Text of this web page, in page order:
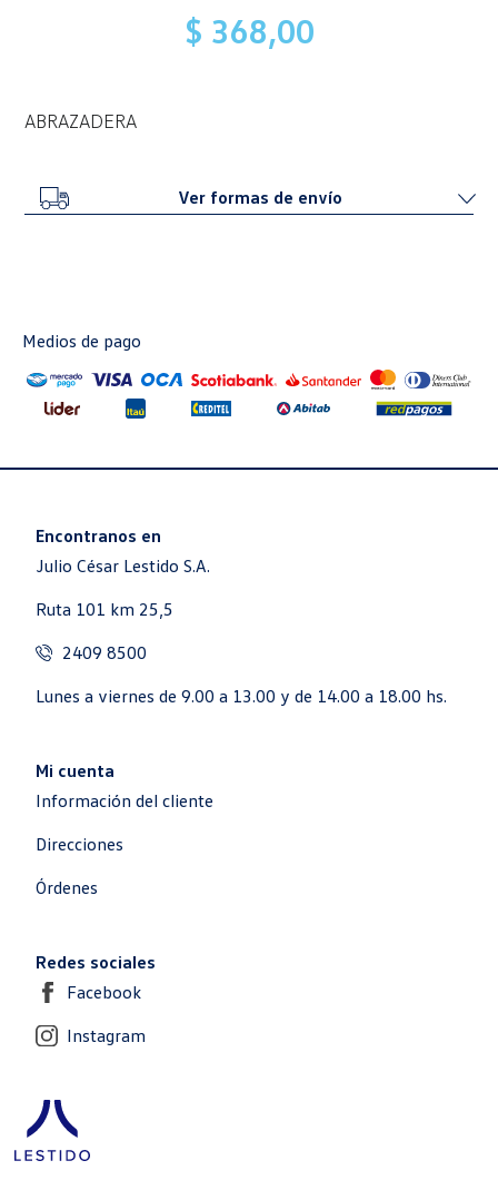
$ 368,00
ABRAZADERA
Ver formas de envío
Medios de pago
Encontranos en
Julio César Lestido S.A.
Ruta 101 km 25,5
2409 8500
Lunes a viernes de 9.00 a 13.00 y de 14.00 a 18.00 hs.
Mi cuenta
Información del cliente
Direcciones
Órdenes
Redes sociales
Facebook
Instagram